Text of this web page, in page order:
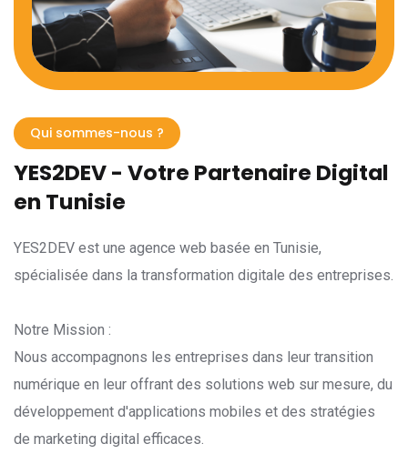
Qui sommes-nous ?
YES2DEV - Votre Partenaire Digital
en Tunisie
YES2DEV est une agence web basée en Tunisie,
spécialisée dans la transformation digitale des entreprises.
Notre Mission :
Nous accompagnons les entreprises dans leur transition
numérique en leur offrant des solutions web sur mesure, du
développement d'applications mobiles et des stratégies
de marketing digital efficaces.